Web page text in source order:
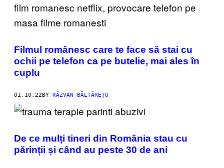
Filmul românesc care te face să stai cu
ochii pe telefon ca pe butelie, mai ales în
cuplu
01.10.22BY RĂZVAN BĂLTĂREȚU
De ce mulți tineri din România stau cu
părinții și când au peste 30 de ani